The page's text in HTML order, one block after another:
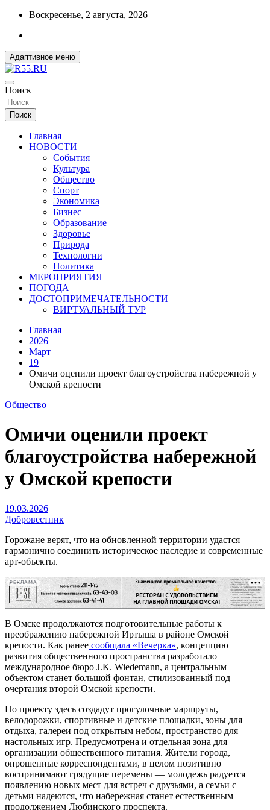
Перейти
содержимому
Воскресенье, 2 августа, 2026
Адаптивное меню
R55.RU
ДОБРЫЕ ВЕСТИ ИЗ ОМСКА
Поиск
Поиск
Главная
НОВОСТИ
События
Культура
Общество
Спорт
Экономика
Бизнес
Образование
Здоровье
Природа
Технологии
Политика
МЕРОПРИЯТИЯ
ПОГОДА
ДОСТОПРИМЕЧАТЕЛЬНОСТИ
ВИРТУАЛЬНЫЙ ТУР
Главная
2026
Март
19
Омичи оценили проект благоустройства набережной у
Омской крепости
Общество
Омичи оценили проект
благоустройства набережной
у Омской крепости
19.03.2026
Добровестник
Горожане верят, что на обновленной территории удастся
гармонично соединить историческое наследие и современные
арт-объекты.
РЕКЛАМА
В Омске продолжаются подготовительные работы к
преображению набережной Иртыша в районе Омской
крепости. Как ранее сообщала «Вечерка», концепцию
развития общественного пространства разработало
международное бюро J.K. Wiedemann, а центральным
объектом станет большой фонтан, стилизованный под
очертания второй Омской крепости.
По проекту здесь создадут прогулочные маршруты,
велодорожки, спортивные и детские площадки, зоны для
отдыха, галереи под открытым небом, пространство для
настольных игр. Предусмотрена и отдельная зона для
организации общественного питания. Жители города,
опрошенные корреспондентами, в целом позитивно
воспринимают грядущие перемены — молодежь радуется
появлению новых мест для встреч с друзьями, а семьи с
детьми надеются, что набережная станет естественным
продолжением Любинского проспекта.